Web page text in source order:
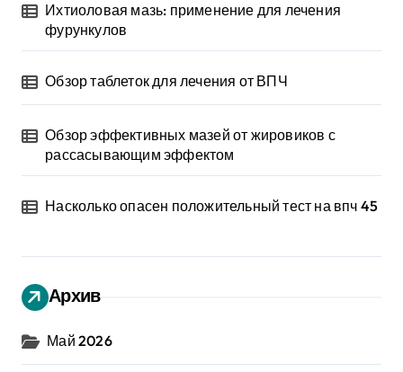
Ихтиоловая мазь: применение для лечения
фурункулов
Обзор таблеток для лечения от ВПЧ
Обзор эффективных мазей от жировиков с
рассасывающим эффектом
Насколько опасен положительный тест на впч 45
Архив
Май 2026